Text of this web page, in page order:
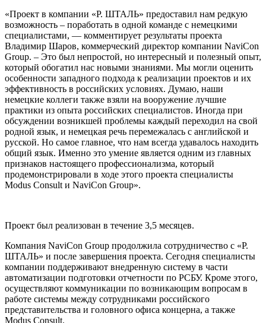
«Проект в компании «Р. ШТАЛЬ» предоставил нам редкую
возможность – поработать в одной команде с немецкими
специалистами, — комментирует результаты проекта
Владимир Шаров, коммерческий директор компании NaviCon
Group. – Это был непростой, но интересный и полезный опыт,
который обогатил нас новыми знаниями. Мы могли оценить
особенности западного подхода к реализации проектов и их
эффективность в российских условиях. Думаю, наши
немецкие коллеги также взяли на вооружение лучшие
практики из опыта российских специалистов. Иногда при
обсуждении возникшей проблемы каждый переходил на свой
родной язык, и немецкая речь перемежалась с английской и
русской. Но самое главное, что нам всегда удавалось находить
общий язык. Именно это умение является одним из главных
признаков настоящего профессионализма, который
продемонстрировали в ходе этого проекта специалисты
Modus Consult и NaviCon Group».
Проект был реализован в течение 3,5 месяцев.
Компания NaviCon Group продолжила сотрудничество с «Р.
ШТАЛЬ» и после завершения проекта. Сегодня специалисты
компании поддерживают внедренную систему в части
автоматизации подготовки отчетности по РСБУ. Кроме этого,
осуществляют коммуникации по возникающим вопросам в
работе системы между сотрудниками российского
представительства и головного офиса концерна, а также
Modus Consult.